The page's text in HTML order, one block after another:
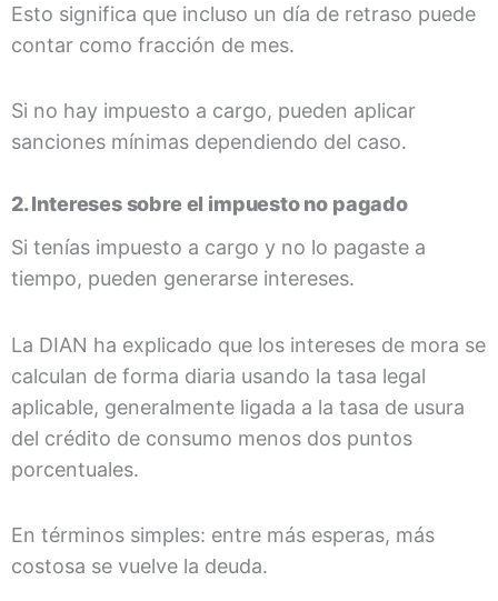
Esto significa que incluso un día de retraso puede
contar como fracción de mes.
Si no hay impuesto a cargo, pueden aplicar
sanciones mínimas dependiendo del caso.
2. Intereses sobre el impuesto no pagado
Si tenías impuesto a cargo y no lo pagaste a
tiempo, pueden generarse intereses.
La DIAN ha explicado que los intereses de mora se
calculan de forma diaria usando la tasa legal
aplicable, generalmente ligada a la tasa de usura
del crédito de consumo menos dos puntos
porcentuales.
En términos simples: entre más esperas, más
costosa se vuelve la deuda.